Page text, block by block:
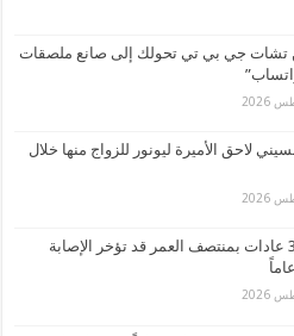
تشات جي بي تي تحولك إلى صانع ملصقات
لاحق الأميرة ليونور للزواج منها خلال
علماء يحددون 3 عادات بمنتصف العمر قد تؤخر الإصابة